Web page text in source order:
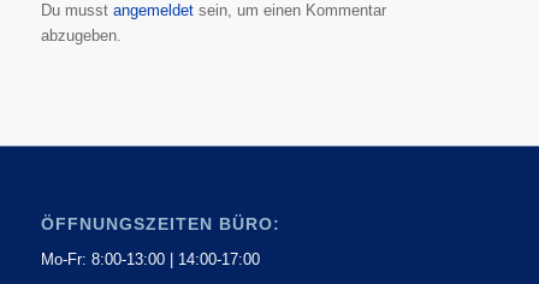
Du musst angemeldetsein, um einen Kommentar
abzugeben.
ÖFFNUNGSZEITEN BÜRO:
Mo-Fr: 8:00-13:00 | 14:00-17:00